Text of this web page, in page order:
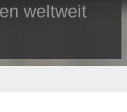
weltweit